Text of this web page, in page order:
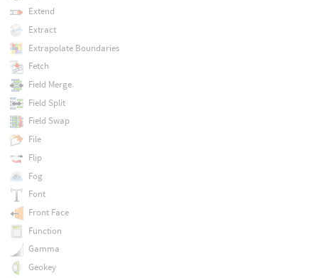
Extend
Extract
Extrapolate Boundaries
Fetch
Field Merge
Field Split
Field Swap
File
Flip
Fog
Font
Front Face
Function
Gamma
Geokey